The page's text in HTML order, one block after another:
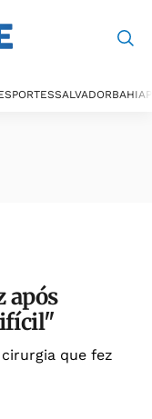
SALVADORBAHIA
após
que fez